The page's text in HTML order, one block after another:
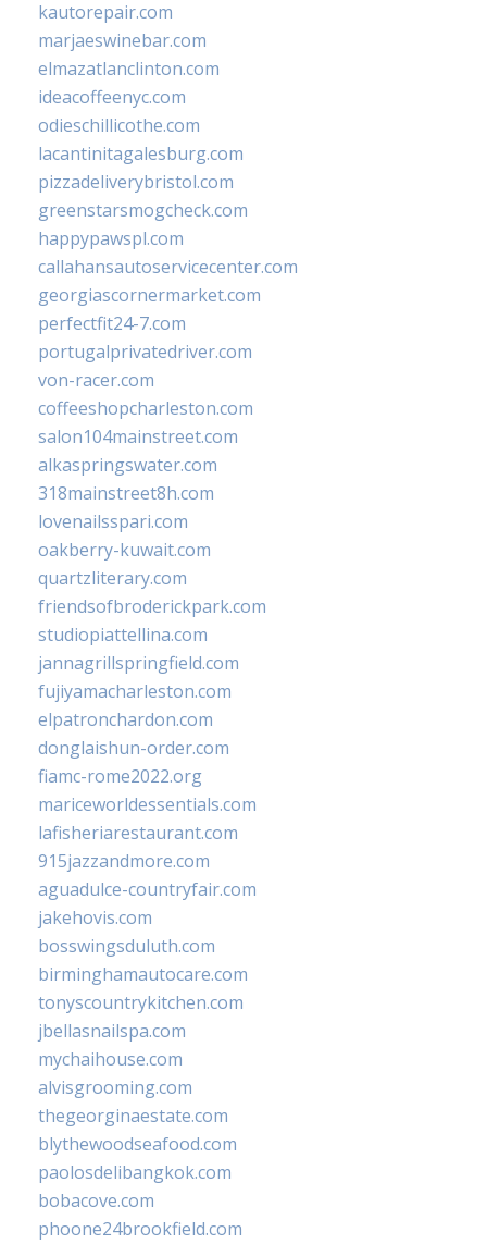
kautorepair.com
marjaeswinebar.com
elmazatlanclinton.com
ideacoffeenyc.com
odieschillicothe.com
lacantinitagalesburg.com
pizzadeliverybristol.com
greenstarsmogcheck.com
happypawspl.com
callahansautoservicecenter.com
georgiascornermarket.com
perfectfit24-7.com
portugalprivatedriver.com
von-racer.com
coffeeshopcharleston.com
salon104mainstreet.com
alkaspringswater.com
318mainstreet8h.com
lovenailsspari.com
oakberry-kuwait.com
quartzliterary.com
friendsofbroderickpark.com
studiopiattellina.com
jannagrillspringfield.com
fujiyamacharleston.com
elpatronchardon.com
donglaishun-order.com
fiamc-rome2022.org
mariceworldessentials.com
lafisheriarestaurant.com
915jazzandmore.com
aguadulce-countryfair.com
jakehovis.com
bosswingsduluth.com
birminghamautocare.com
tonyscountrykitchen.com
jbellasnailspa.com
mychaihouse.com
alvisgrooming.com
thegeorginaestate.com
blythewoodseafood.com
paolosdelibangkok.com
bobacove.com
phoone24brookfield.com